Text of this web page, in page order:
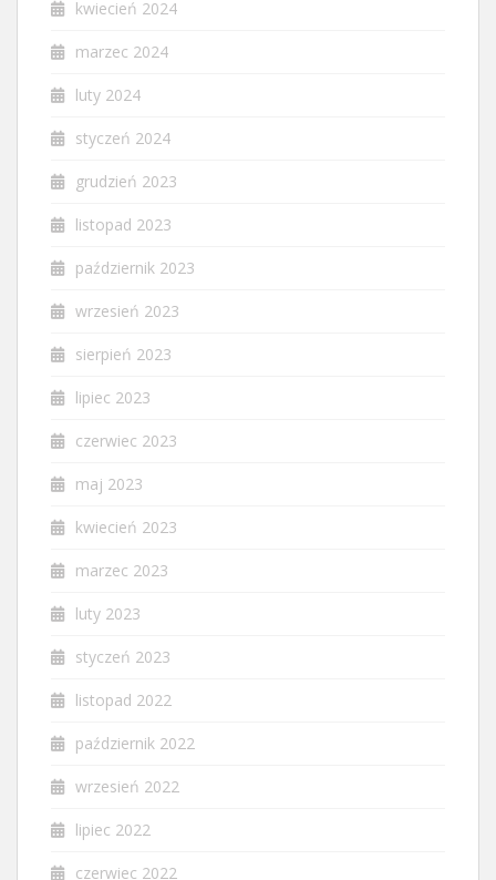
kwiecień 2024
marzec 2024
luty 2024
styczeń 2024
grudzień 2023
listopad 2023
październik 2023
wrzesień 2023
sierpień 2023
lipiec 2023
czerwiec 2023
maj 2023
kwiecień 2023
marzec 2023
luty 2023
styczeń 2023
listopad 2022
październik 2022
wrzesień 2022
lipiec 2022
czerwiec 2022